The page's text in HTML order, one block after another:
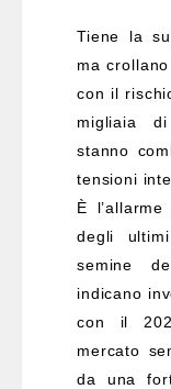
Tiene la
ma
con il
migliaia
stanno
tensioni
È
degli
semine
indicano
con il
mercato
da una